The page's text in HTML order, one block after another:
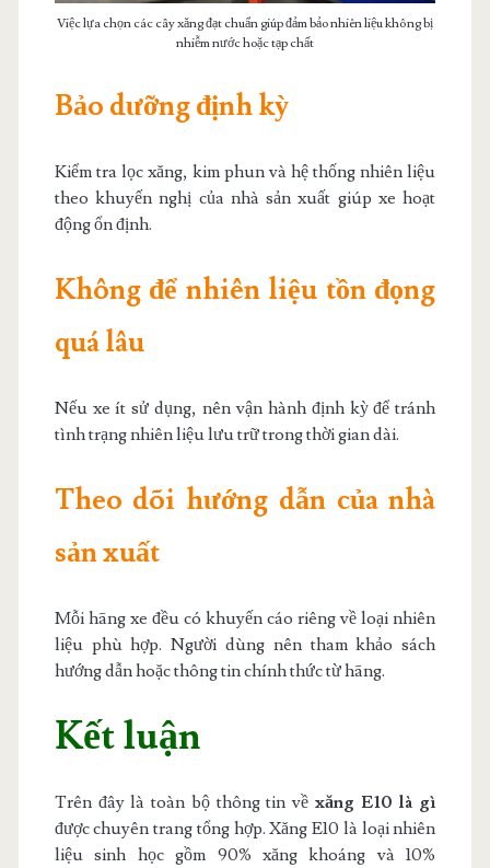
Việc lựa chọn các cây xăng đạt chuẩn giúp đảm bảo nhiên liệu không bị
nhiễm nước hoặc tạp chất
Bảo dưỡng định kỳ
Kiểm tra lọc xăng, kim phun và hệ thống nhiên liệu
theo khuyến nghị của nhà sản xuất giúp xe hoạt
động ổn định.
Không để nhiên liệu tồn đọng
quá lâu
Nếu xe ít sử dụng, nên vận hành định kỳ để tránh
tình trạng nhiên liệu lưu trữ trong thời gian dài.
Theo dõi hướng dẫn của nhà
sản xuất
Mỗi hãng xe đều có khuyến cáo riêng về loại nhiên
liệu phù hợp. Người dùng nên tham khảo sách
hướng dẫn hoặc thông tin chính thức từ hãng.
Kết luận
Trên đây là toàn bộ thông tin về xăng E10 là gì
được chuyên trang tổng hợp. Xăng E10 là loại nhiên
liệu sinh học gồm 90% xăng khoáng và 10%